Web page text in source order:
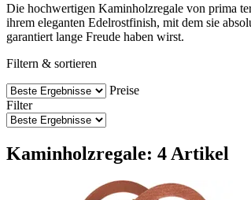
Die hochwertigen Kaminholzregale von prima
ihrem eleganten Edelrostfinish, mit dem sie
garantiert lange Freude haben wirst.
Filtern & sortieren
Preise
Filter
Kaminholzregale: 4 Artikel